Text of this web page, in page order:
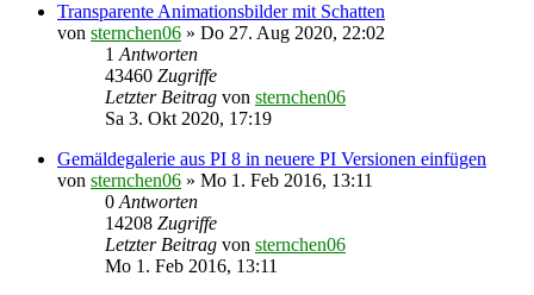
Transparente Animationsbilder mit Schatten
von sternchen06 » Do 27. Aug 2020, 22:02
1 Antworten
43460 Zugriffe
Letzter Beitrag von sternchen06
Sa 3. Okt 2020, 17:19
Gemäldegalerie aus PI 8 in neuere PI Versionen einfügen
von sternchen06 » Mo 1. Feb 2016, 13:11
0 Antworten
14208 Zugriffe
Letzter Beitrag von sternchen06
Mo 1. Feb 2016, 13:11